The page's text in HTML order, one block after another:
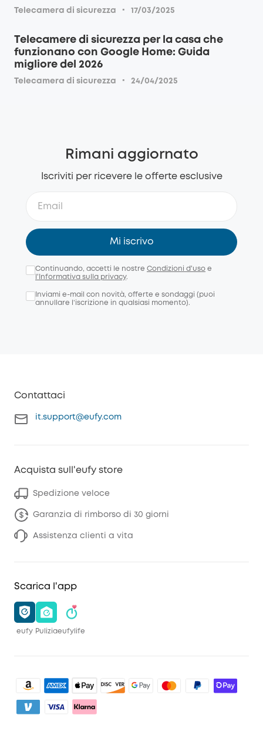
Telecamera di sicurezza · 17/03/2025
Telecamere di sicurezza per la casa che
funzionano con Google Home: Guida
migliore del 2026
Telecamera di sicurezza · 24/04/2025
Rimani aggiornato
Iscriviti per ricevere le offerte esclusive
Mi iscrivo
Continuando, accetti le nostre Condizioni d'uso e
l'Informativa sulla privacy.
Inviami e-mail con novità, offerte e sondaggi (puoi
annullare l’iscrizione in qualsiasi momento).
Contattaci
it.support@eufy.com
Acquista sull'eufy store
Spedizione veloce
Garanzia di rimborso di 30 giorni
Assistenza clienti a vita
Scarica l'app
eufy Puliziaeufylife